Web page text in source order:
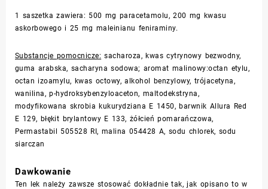
1 saszetka zawiera: 500 mg paracetamolu, 200 mg kwasu
askorbowego i 25 mg maleinianu feniraminy.
Substancje pomocnicze: sacharoza, kwas cytrynowy bezwodny,
guma arabska, sacharyna sodowa; aromat malinowy:octan etylu,
octan izoamylu, kwas octowy, alkohol benzylowy, trójacetyna,
wanilina, p-hydroksybenzyloaceton, maltodekstryna,
modyfikowana skrobia kukurydziana E 1450, barwnik Allura Red
E 129, błękit brylantowy E 133, żółcień pomarańczowa,
Permastabil 505528 RI, malina 054428 A, sodu chlorek, sodu
siarczan
Dawkowanie
Ten lek należy zawsze stosować dokładnie tak, jak opisano to w